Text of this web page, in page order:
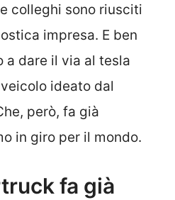
colleghi sono riusciti
impresa. E ben
a dare il via al tesla
ideato dal
però, fa già
in giro per il mondo.
fa già